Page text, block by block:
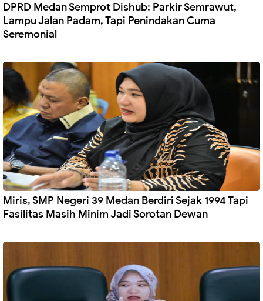
DPRD Medan Semprot Dishub: Parkir Semrawut,
Lampu Jalan Padam, Tapi Penindakan Cuma
Seremonial
Miris, SMP Negeri 39 Medan Berdiri Sejak 1994 Tapi
Fasilitas Masih Minim Jadi Sorotan Dewan